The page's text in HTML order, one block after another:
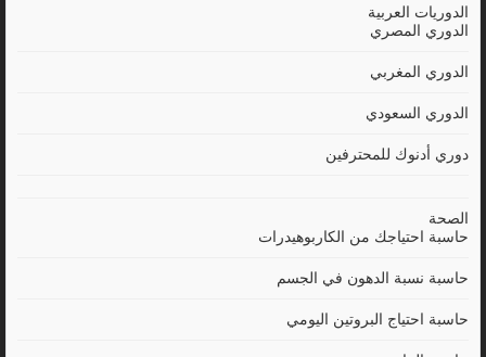
الدوريات العربية
الدوري المصري
الدوري المغربي
الدوري السعودي
دوري أدنوك للمحترفين
الصحة
حاسبة احتياجك من الكاربوهيدرات
حاسبة نسبة الدهون في الجسم
حاسبة احتياج البروتين اليومي